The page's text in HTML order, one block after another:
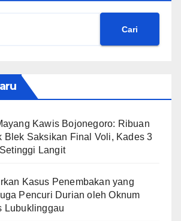
Cari
Kawis Bojonegoro: Ribuan
Blek Saksikan Final Voli, Kades 3
Langit
Kasus Penembakan yang
Pencuri Durian oleh Oknum
Lubuklinggau